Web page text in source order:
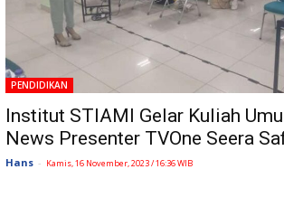
PENDIDIKAN
Institut STIAMI Gelar Kuliah
News Presenter TVOne Seera
Hans - Kamis, 16 November, 2023 / 16:36 WIB